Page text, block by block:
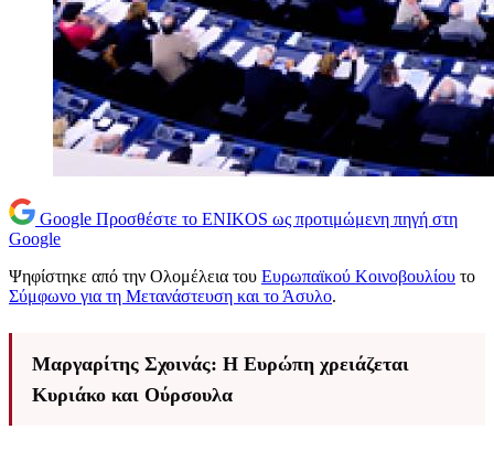
Google Προσθέστε το ENIKOS ως προτιμώμενη πηγή στη
Google
Ψηφίστηκε από την Ολομέλεια του Ευρωπαϊκού Κοινοβουλίου το
Σύμφωνο για τη Μετανάστευση και το Άσυλο.
Μαργαρίτης Σχοινάς: Η Ευρώπη χρειάζεται
Κυριάκο και Ούρσουλα